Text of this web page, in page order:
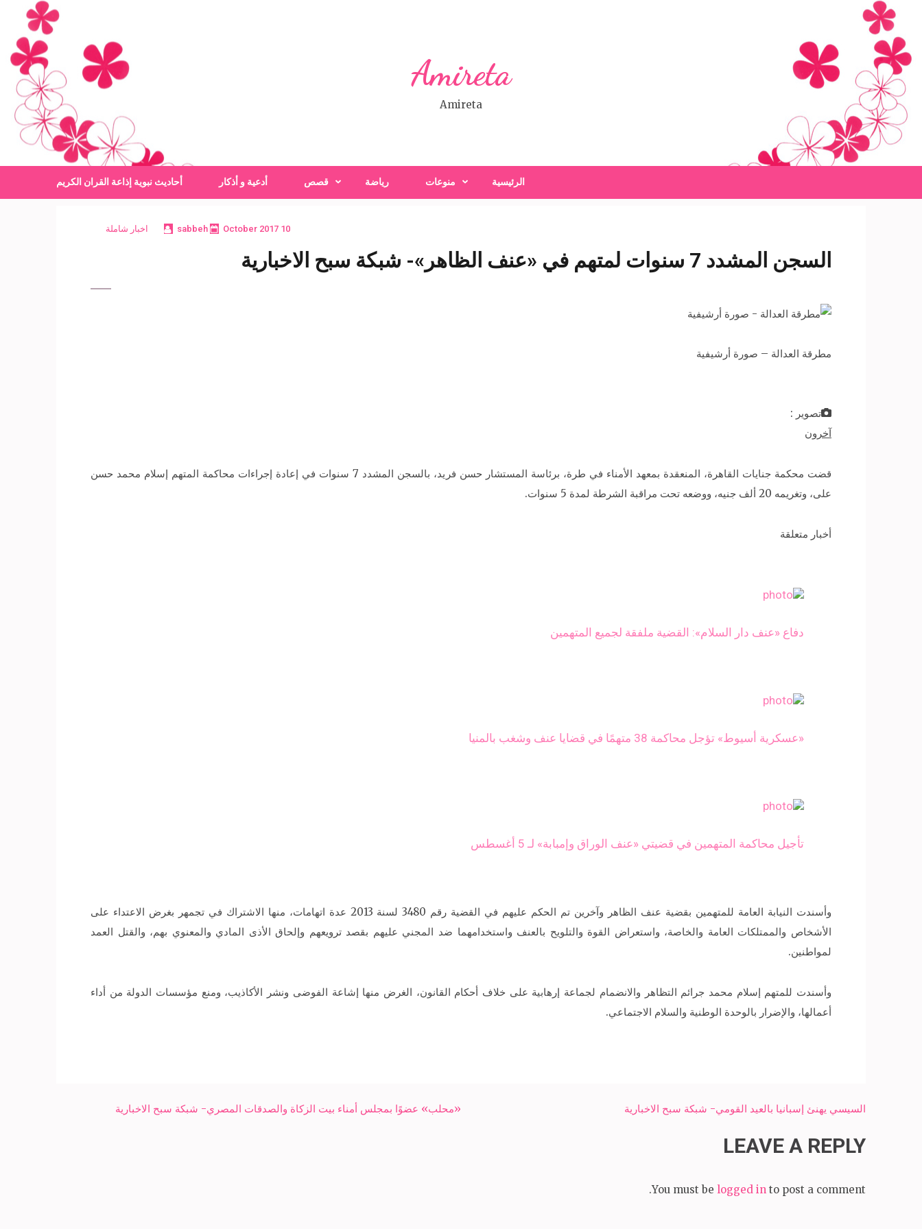
content
(Press
Enter)
Amireta
Amireta
الرئيسية منوعات رياضة قصص أدعية و أذكار أحاديث نبوية إذاعة القران الكريم
10 October 2017
sabbeh اخبار شاملة
السجن ​​المشدد 7 سنوات لمتهم في «عنف الظاهر»- شبكة سبح الاخبارية
مطرقة العدالة – صورة أرشيفية
تصوير :
آخرون
قضت محكمة جنايات القاهرة، المنعقدة بمعهد الأمناء في طرة، برئاسة المستشار حسن فريد، بالسجن المشدد 7 سنوات في إعادة إجراءات محاكمة المتهم إسلام محمد حسن
على، وتغريمه 20 ألف جنيه، ووضعه تحت مراقبة الشرطة لمدة 5 سنوات.
أخبار متعلقة
دفاع «عنف دار السلام»: القضية ملفقة لجميع المتهمين
«عسكرية أسيوط» تؤجل محاكمة 38 متهمًا في قضايا عنف وشغب بالمنيا
تأجيل محاكمة المتهمين في قضيتي «عنف الوراق وإمبابة» لـ 5 أغسطس
وأسندت النيابة العامة للمتهمين بقضية عنف الظاهر وآخرين تم الحكم عليهم في القضية رقم 3480 لسنة 2013 عدة اتهامات، منها الاشتراك في تجمهر بغرض الاعتداء على
الأشخاص والممتلكات العامة والخاصة، واستعراض القوة والتلويح بالعنف واستخدامهما ضد المجني عليهم بقصد ترويعهم وإلحاق الأذى المادي والمعنوي بهم، والقتل العمد
لمواطنين.
وأسندت للمتهم إسلام محمد جرائم التظاهر والانضمام لجماعة إرهابية على خلاف أحكام القانون، الغرض منها إشاعة الفوضى ونشر الأكاذيب، ومنع مؤسسات الدولة من أداء
أعمالها، والإضرار بالوحدة الوطنية والسلام الاجتماعي.
Post
«محلب» عضوًا بمجلس أمناء بيت الزكاة والصدقات المصري- شبكة سبح الاخبارية السيسي يهنئ إسبانيا بالعيد القومي- شبكة سبح الاخبارية
LEAVE A REPLY
You must be logged in to post a comment.